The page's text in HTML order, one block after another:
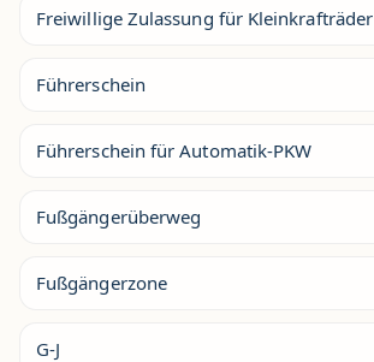
Freiwillige Zulassung für Kleinkrafträder
Führerschein
Führerschein für Automatik-PKW
Fußgängerüberweg
Fußgängerzone
G-J